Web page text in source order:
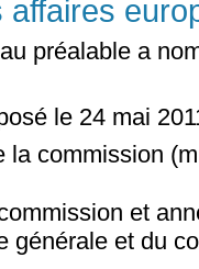
préalable a
le 24 mai
la commission
et
générale et du